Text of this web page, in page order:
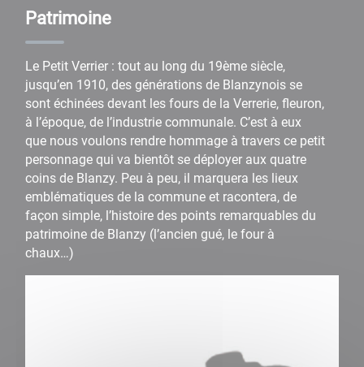
Patrimoine
Le Petit Verrier : tout au long du 19ème siècle,
jusqu’en 1910, des générations de Blanzynois se
sont échinées devant les fours de la Verrerie, fleuron,
à l’époque, de l’industrie communale. C’est à eux
que nous voulons rendre hommage à travers ce petit
personnage qui va bientôt se déployer aux quatre
coins de Blanzy. Peu à peu, il marquera les lieux
emblématiques de la commune et racontera, de
façon simple, l’histoire des points remarquables du
patrimoine de Blanzy (l’ancien gué, le four à
chaux…)